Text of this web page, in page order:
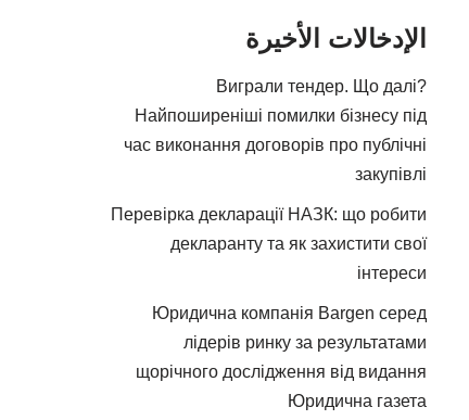
الإدخالات الأخيرة
Виграли тендер. Що далі?
Найпоширеніші помилки бізнесу під
час виконання договорів про публічні
закупівлі
Перевірка декларації НАЗК: що робити
декларанту та як захистити свої
інтереси
Юридична компанія Bargen серед
лідерів ринку за результатами
щорічного дослідження від видання
Юридична газета